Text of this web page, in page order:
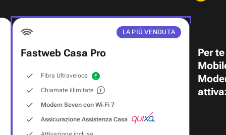
LA PIÙ VENDUTA
Fastweb Casa Pro
Fibra Ultraveloce
Chiamate illimitate
Modem Seven con Wi‑Fi 7
Assicurazione Assistenza Casa
Per